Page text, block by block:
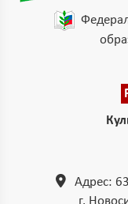
Адрес: